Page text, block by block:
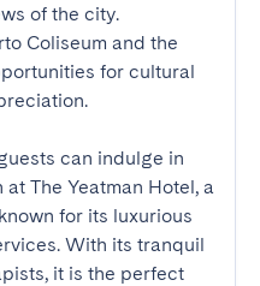
of the city.
Coliseum and the
for cultural
can indulge in
The Yeatman Hotel, a
for its luxurious
With its tranquil
it is the perfect